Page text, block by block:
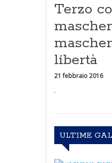
Terzo
libertà
21 febbraio 2016
.
ULTIME